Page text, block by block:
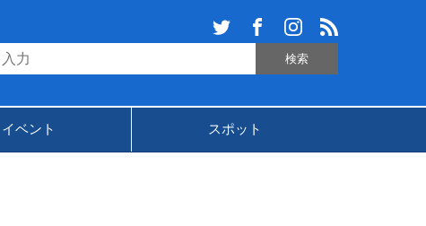
イベント スポット